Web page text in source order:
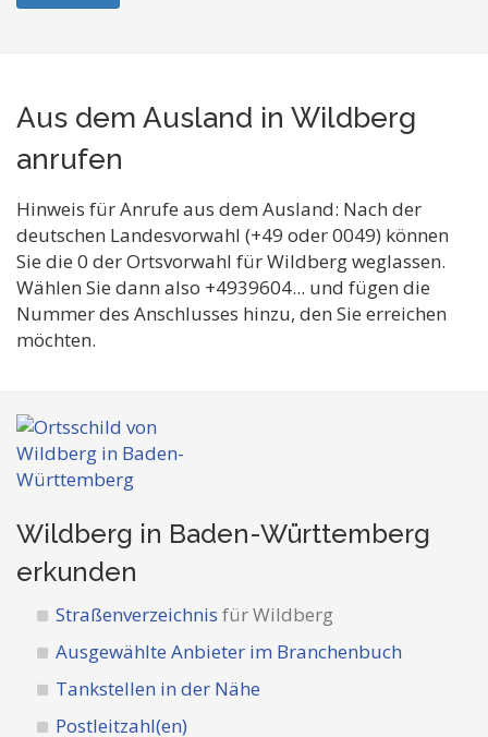
Aus dem Ausland in Wildberg
anrufen
Hinweis für Anrufe aus dem Ausland: Nach der
deutschen Landesvorwahl (+49 oder 0049) können
Sie die 0 der Ortsvorwahl für Wildberg weglassen.
Wählen Sie dann also +4939604... und fügen die
Nummer des Anschlusses hinzu, den Sie erreichen
möchten.
Wildberg in Baden-Württemberg
erkunden
Straßenverzeichnis für Wildberg
Ausgewählte Anbieter im Branchenbuch
Tankstellen in der Nähe
Postleitzahl(en)